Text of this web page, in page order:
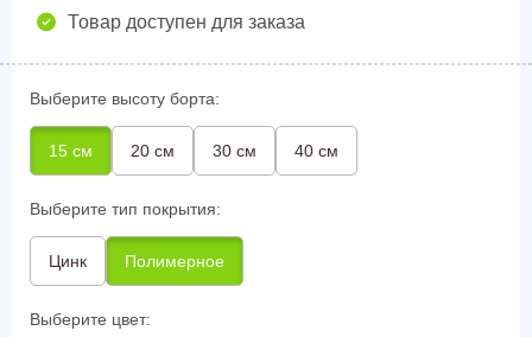
Товар доступен для заказа
Выберите высоту борта:
15 см 20 см 30 см 40 см
Выберите тип покрытия:
Цинк Полимерное
Выберите цвет: